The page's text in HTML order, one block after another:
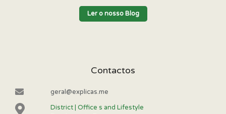
Ler o nosso Blog
Contactos
geral@explicas.me
District | Office s and Lifestyle